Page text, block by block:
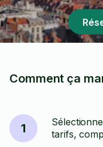
Comment ça
1
tarifs,